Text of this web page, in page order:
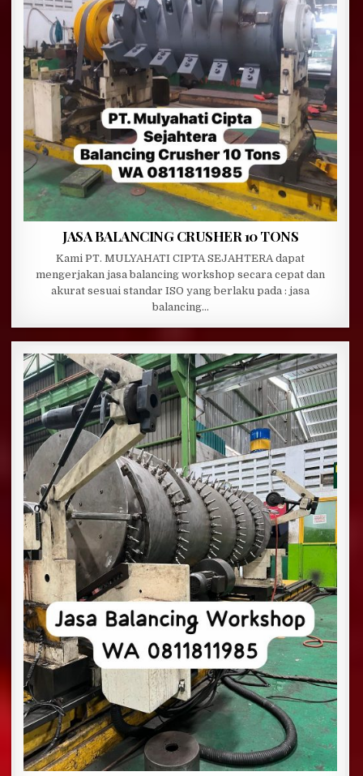
JASA BALANCING CRUSHER 10 TONS
Kami PT. MULYAHATI CIPTA SEJAHTERA dapat
mengerjakan jasa balancing workshop secara cepat dan
akurat sesuai standar ISO yang berlaku pada : jasa
balancing…